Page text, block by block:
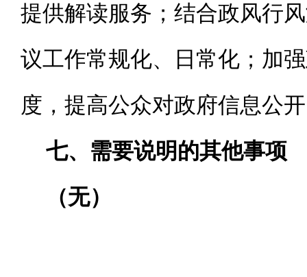
提供解读服务；结合政风行
议工作常规化、日常化；加
度，提高公众对政府信息公
七、需要说明的其他事项
（无）